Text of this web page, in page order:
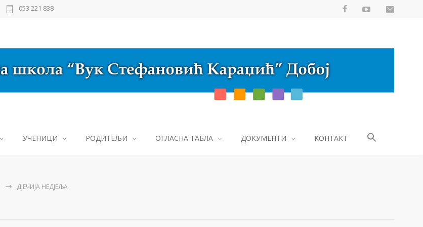
053 221 838
УЧЕНИЦИ РОДИТЕЉИ ОГЛАСНА ТАБЛА ДОКУМЕНТИ КОНТАКТ
ДЈЕЧИЈА НЕДЈЕЉА